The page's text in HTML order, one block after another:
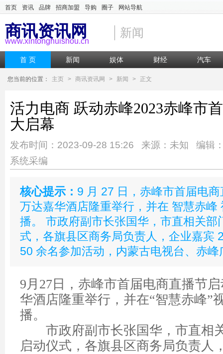
首页 资讯 品牌 招商加盟 导购 圈子 网站导航
商讯资讯网
www.xintonghuishou.cn
新闻
首 页 新闻 娱体 财经 汽车
您当前的位置： 主页 > 商讯资讯网 > 新闻 > 正文
活力电商 跃动赤峰2023赤峰市
大启幕
发布时间：2023-09-28 15:26 来源：未知 编辑
系统采编
核心提示： 9 月 27 日，赤峰市首届电
万达嘉华酒店隆重举行，并在 智慧赤峰
播。 市政府副市长张国华，市直相关部
式，各旗县区商务局负责人，企业嘉宾
50 余名参加活动，内蒙古电视台、赤峰
9月 27 日，赤峰市首届电商直播节
华酒店隆重举行，并在“智慧赤峰”
播。
市政府副市长张国华，市直相
启动仪式，各旗县区商务局负责人